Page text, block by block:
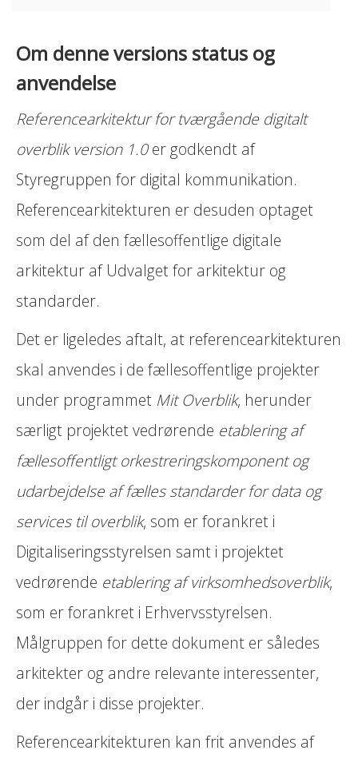
Om denne versions status og
anvendelse
Referencearkitektur for tværgående digitalt
overblik version 1.0er godkendt af
Styregruppen for digital kommunikation.
Referencearkitekturen er desuden optaget
som del af den fællesoffentlige digitale
arkitektur af Udvalget for arkitektur og
standarder.
Det er ligeledes aftalt, at referencearkitekturen
skal anvendes i de fællesoffentlige projekter
under programmet Mit Overblik, herunder
særligt projektet vedrørende etablering af
fællesoffentligt orkestreringskomponent og
udarbejdelse af fælles standarder for data og
services til overblik, som er forankret i
Digitaliseringsstyrelsen samt i projektet
vedrørende etablering af virksomhedsoverblik,
som er forankret i Erhvervsstyrelsen.
Målgruppen for dette dokument er således
arkitekter og andre relevante interessenter,
der indgår i disse projekter.
Referencearkitekturen kan frit anvendes af